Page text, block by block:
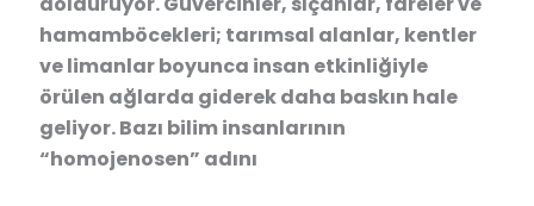
hamamböcekleri; tarımsal alanlar, kentler
ve limanlar boyunca insan etkinliğiyle
örülen ağlarda giderek daha baskın hale
geliyor. Bazı bilim insanlarının
“homojenosen” adını